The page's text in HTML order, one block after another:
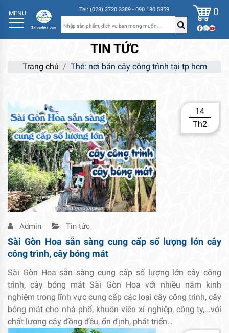
MENU Tel: (028) 3720 3389 - 090 180 5859 0
TIN TỨC
Trang chủ Thẻ: nơi bán cây công trình tại tp hcm
14
Th2
Admin Tin tức
Sài Gòn Hoa sẵn sàng cung cấp số lượng lớn cây
công trình, cây bóng mát
Sài Gòn Hoa sẵn sàng cung cấp số lượng lớn cây công
trình, cây bóng mát Sài Gòn Hoa với nhiều năm kinh
nghiệm trong lĩnh vực cung cấp các loại cây công trình, cây
bóng mát cho nhà phố, khuôn viên xí nghiệp, công ty,...với
chất lượng cây đồng đều, ổn định, phát triển…